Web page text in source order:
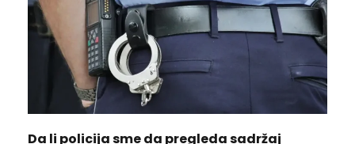
Da li policija sme da pregleda sadržaj